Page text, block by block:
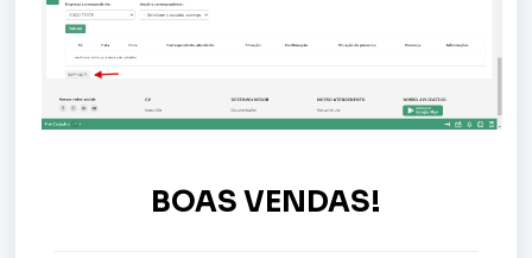
BOAS VENDAS!